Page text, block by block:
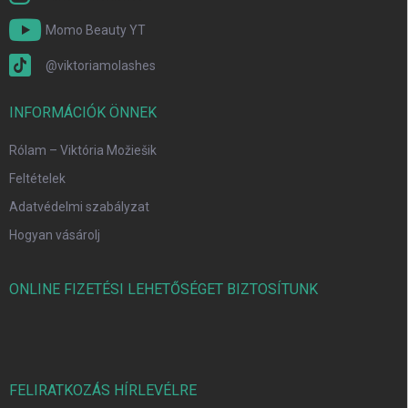
Momo Beauty YT
@viktoriamolashes
INFORMÁCIÓK ÖNNEK
Rólam – Viktória Možiešik
Feltételek
Adatvédelmi szabályzat
Hogyan vásárolj
ONLINE FIZETÉSI LEHETŐSÉGET BIZTOSÍTUNK
FELIRATKOZÁS HÍRLEVÉLRE